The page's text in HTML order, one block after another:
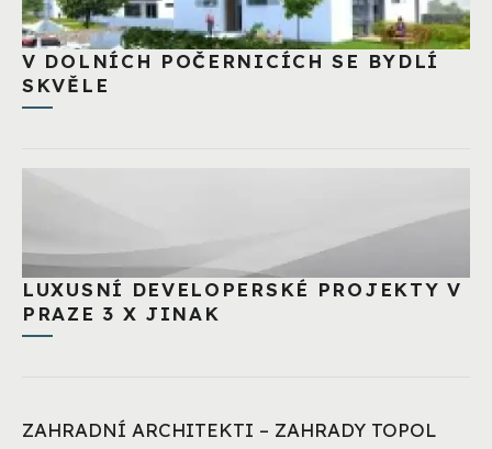
V DOLNÍCH POČERNICÍCH SE BYDLÍ
SKVĚLE
LUXUSNÍ DEVELOPERSKÉ PROJEKTY V
PRAZE 3 X JINAK
ZAHRADNÍ ARCHITEKTI – ZAHRADY TOPOL